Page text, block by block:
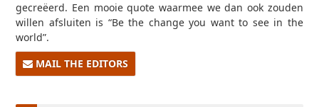
gecreëerd. Een mooie quote waarmee we dan ook zouden
willen afsluiten is “Be the change you want to see in the
world”.
MAIL THE EDITORS